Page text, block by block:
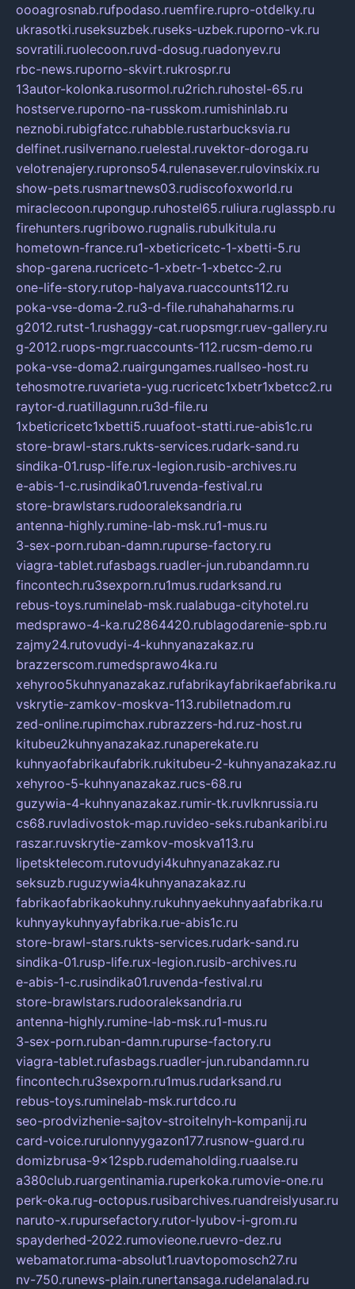
oooagrosnab.rufpodaso.ruemfire.rupro-otdelky.ru
ukrasotki.ruseksuzbek.ruseks-uzbek.ruporno-vk.ru
sovratili.ruolecoon.ruvd-dosug.ruadonyev.ru
rbc-news.ruporno-skvirt.rukrospr.ru
13autor-kolonka.rusormol.ru2rich.ruhostel-65.ru
hostserve.ruporno-na-russkom.rumishinlab.ru
neznobi.rubigfatcc.ruhabble.rustarbucksvia.ru
delfinet.rusilvernano.ruelestal.ruvektor-doroga.ru
velotrenajery.rupronso54.rulenasever.rulovinskix.ru
show-pets.rusmartnews03.rudiscofoxworld.ru
miraclecoon.rupongup.ruhostel65.ruliura.ruglasspb.ru
firehunters.rugribowo.rugnalis.rubulkitula.ru
hometown-france.ru1-xbeticricetc-1-xbetti-5.ru
shop-garena.rucricetc-1-xbetr-1-xbetcc-2.ru
one-life-story.rutop-halyava.ruaccounts112.ru
poka-vse-doma-2.ru3-d-file.ruhahahaharms.ru
g2012.rutst-1.rushaggy-cat.ruopsmgr.ruev-gallery.ru
g-2012.ruops-mgr.ruaccounts-112.rucsm-demo.ru
poka-vse-doma2.ruairgungames.ruallseo-host.ru
tehosmotre.ruvarieta-yug.rucricetc1xbetr1xbetcc2.ru
raytor-d.ruatillagunn.ru3d-file.ru
1xbeticricetc1xbetti5.ruuafoot-statti.rue-abis1c.ru
store-brawl-stars.rukts-services.rudark-sand.ru
sindika-01.rusp-life.rux-legion.rusib-archives.ru
e-abis-1-c.rusindika01.ruvenda-festival.ru
store-brawlstars.rudooraleksandria.ru
antenna-highly.rumine-lab-msk.ru1-mus.ru
3-sex-porn.ruban-damn.rupurse-factory.ru
viagra-tablet.rufasbags.ruadler-jun.rubandamn.ru
fincontech.ru3sexporn.ru1mus.rudarksand.ru
rebus-toys.ruminelab-msk.rualabuga-cityhotel.ru
medsprawo-4-ka.ru2864420.rublagodarenie-spb.ru
zajmy24.rutovudyi-4-kuhnyanazakaz.ru
brazzerscom.rumedsprawo4ka.ru
xehyroo5kuhnyanazakaz.rufabrikayfabrikaefabrika.ru
vskrytie-zamkov-moskva-113.rubiletnadom.ru
zed-online.rupimchax.rubrazzers-hd.ruz-host.ru
kitubeu2kuhnyanazakaz.runaperekate.ru
kuhnyaofabrikaufabrik.rukitubeu-2-kuhnyanazakaz.ru
xehyroo-5-kuhnyanazakaz.rucs-68.ru
guzywia-4-kuhnyanazakaz.rumir-tk.ruvlknrussia.ru
cs68.ruvladivostok-map.ruvideo-seks.rubankaribi.ru
raszar.ruvskrytie-zamkov-moskva113.ru
lipetsktelecom.rutovudyi4kuhnyanazakaz.ru
seksuzb.ruguzywia4kuhnyanazakaz.ru
fabrikaofabrikaokuhny.rukuhnyaekuhnyaafabrika.ru
kuhnyaykuhnyayfabrika.rue-abis1c.ru
store-brawl-stars.rukts-services.rudark-sand.ru
sindika-01.rusp-life.rux-legion.rusib-archives.ru
e-abis-1-c.rusindika01.ruvenda-festival.ru
store-brawlstars.rudooraleksandria.ru
antenna-highly.rumine-lab-msk.ru1-mus.ru
3-sex-porn.ruban-damn.rupurse-factory.ru
viagra-tablet.rufasbags.ruadler-jun.rubandamn.ru
fincontech.ru3sexporn.ru1mus.rudarksand.ru
rebus-toys.ruminelab-msk.rurtdco.ru
seo-prodvizhenie-sajtov-stroitelnyh-kompanij.ru
card-voice.rurulonnyygazon177.rusnow-guard.ru
domizbrusa-9x12spb.rudemaholding.ruaalse.ru
a380club.ruargentinamia.ruperkoka.rumovie-one.ru
perk-oka.rug-octopus.rusibarchives.ruandreislyusar.ru
naruto-x.rupursefactory.rutor-lyubov-i-grom.ru
spayderhed-2022.rumovieone.ruevro-dez.ru
webamator.ruma-absolut1.ruavtopomosch27.ru
nv-750.runews-plain.runertansaga.rudelanalad.ru